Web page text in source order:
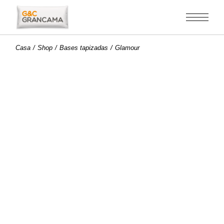
contenido
Casa Shop Bases tapizadas Glamour